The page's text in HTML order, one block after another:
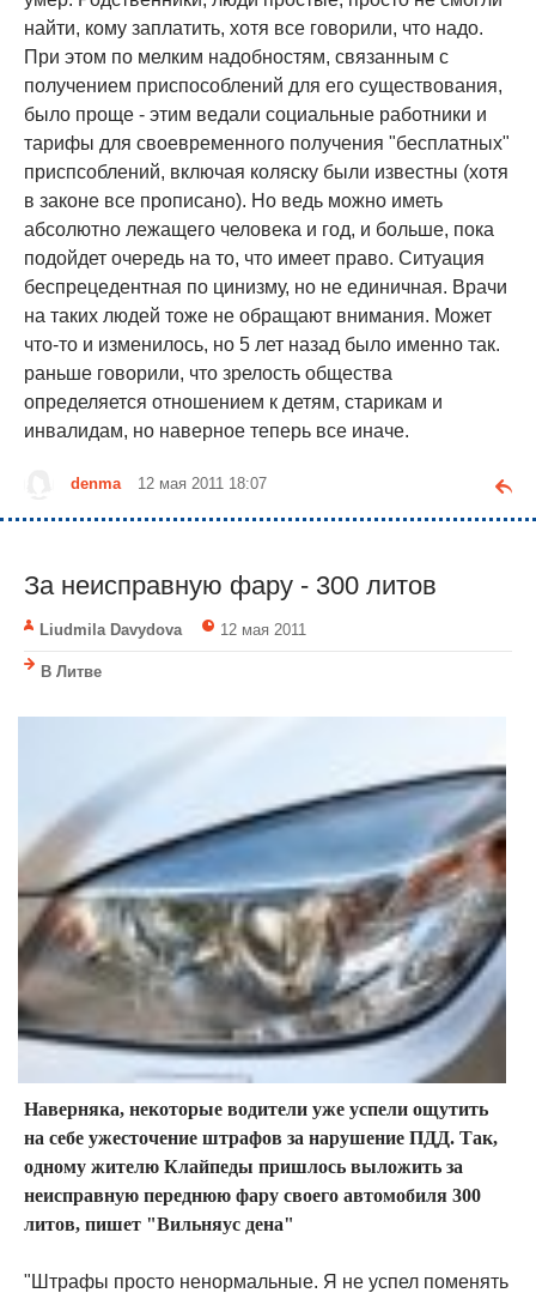
найти, кому заплатить, хотя все говорили, что надо.
При этом по мелким надобностям, связанным с
получением приспособлений для его существования,
было проще - этим ведали социальные работники и
тарифы для своевременного получения "бесплатных"
приспсоблений, включая коляску были известны (хотя
в законе все прописано). Но ведь можно иметь
абсолютно лежащего человека и год, и больше, пока
подойдет очередь на то, что имеет право. Ситуация
беспрецедентная по цинизму, но не единичная. Врачи
на таких людей тоже не обращают внимания. Может
что-то и изменилось, но 5 лет назад было именно так.
раньше говорили, что зрелость общества
определяется отношением к детям, старикам и
инвалидам, но наверное теперь все иначе.
denma 12 мая 2011 18:07
За неисправную фару - 300 литов
Liudmila Davydova 12 мая 2011
В Литве
Наверняка, некоторые водители уже успели ощутить
на себе ужесточение штрафов за нарушение ПДД. Так,
одному жителю Клайпеды пришлось выложить за
неисправную переднюю фару своего автомобиля 300
литов, пишет "Вильняус дена"
"Штрафы просто ненормальные. Я не успел поменять